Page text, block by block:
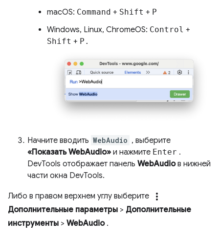
macOS: Command + Shift + P
Windows, Linux, ChromeOS: Control +
Shift + P.
Начните вводить WebAudio , выберите
«Показать WebAudio» и нажмите Enter .
DevTools отображает панель WebAudioв нижней
части окна DevTools.
Либо в правом верхнем углу выберите more_vert
Дополнительные параметры > Дополнительные
инструменты > WebAudio.